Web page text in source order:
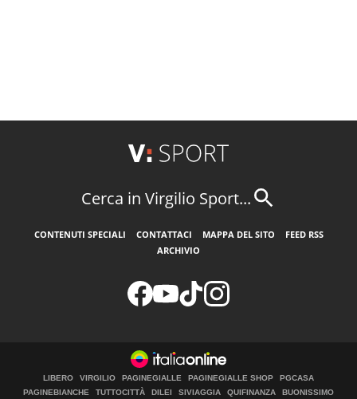
Cerca in Virgilio Sport...
CONTENUTI SPECIALI CONTATTACI MAPPA DEL SITO
FEED RSS
ARCHIVIO
LIBERO VIRGILIO PAGINEGIALLE PAGINEGIALLE SHOP
PGCASA
PAGINEBIANCHE
TUTTOCITTÀ DILEI SIVIAGGIA QUIFINANZA BUONISSIMO